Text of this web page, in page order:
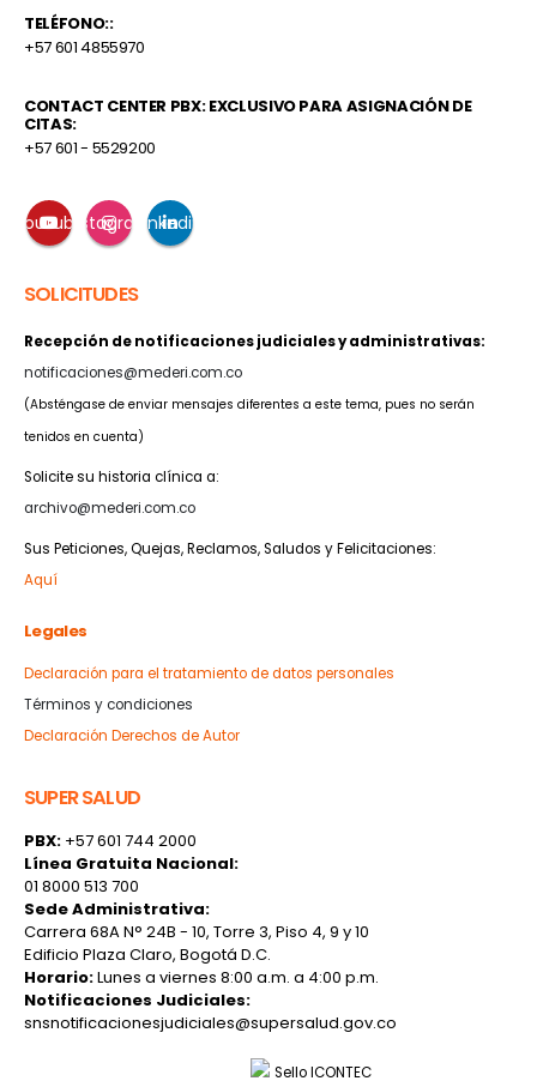
TELÉFONO::
+57 601 4855970
CONTACT CENTER PBX: EXCLUSIVO PARA ASIGNACIÓN DE
CITAS:
+57 601 - 5529200
YoutubeInstagramLinkedin
SOLICITUDES
Recepción de notificaciones judiciales y administrativas:
notificaciones@mederi.com.co
(Absténgase de enviar mensajes diferentes a este tema, pues no serán
tenidos en cuenta)
Solicite su historia clínica a:
archivo@mederi.com.co
Sus Peticiones, Quejas, Reclamos, Saludos y Felicitaciones:
Aquí
Legales
Declaración para el tratamiento de datos personales
Términos y condiciones
Declaración Derechos de Autor
SUPER SALUD
PBX: +57 601 744 2000
Línea Gratuita Nacional:
01 8000 513 700
Sede Administrativa:
Carrera 68A N° 24B - 10, Torre 3, Piso 4, 9 y 10
Edificio Plaza Claro, Bogotá D.C.
Horario:Lunes a viernes 8:00 a.m. a 4:00 p.m.
Notificaciones Judiciales:
snsnotificacionesjudiciales@supersalud.gov.co